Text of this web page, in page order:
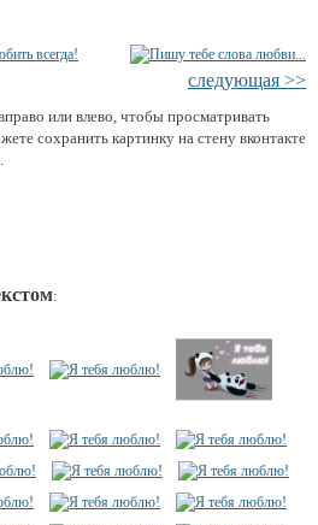
следующая >>
или влево, чтобы просматривать
сохранить картинку на стену вконтакте
: